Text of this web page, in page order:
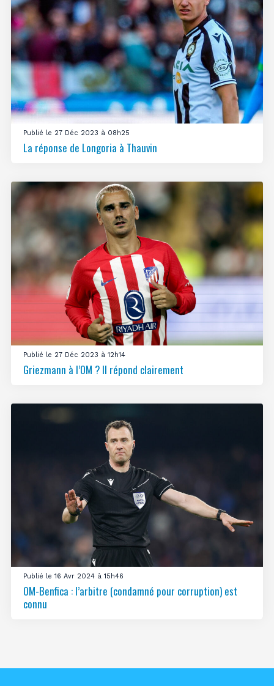
Publié le 27 Déc 2023 à 08h25
La réponse de Longoria à Thauvin
Publié le 27 Déc 2023 à 12h14
Griezmann à l’OM ? Il répond clairement
Publié le 16 Avr 2024 à 15h46
OM-Benfica : l’arbitre (condamné pour corruption) est
connu